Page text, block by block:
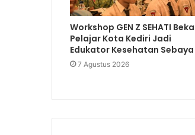
Workshop GEN Z SEHATI
Pelajar Kota Kediri Jadi
Edukator Kesehatan Sebaya
7 Agustus 2026